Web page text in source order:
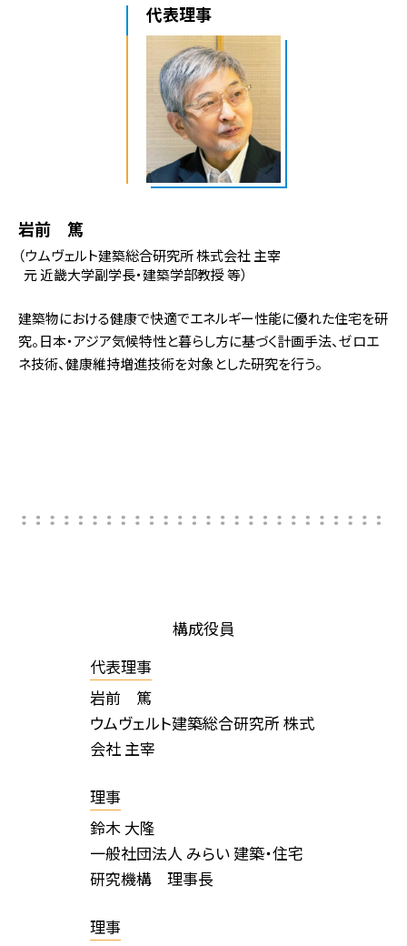
代表理事
岩前 篤
（ウムヴェルト建築総合研究所 株式会社 主宰
元 近畿大学副学長・建築学部教授 等）
建築物における健康で快適でエネルギー性能に優れた住宅を研
究。日本・アジア気候特性と暮らし方に基づく計画手法、ゼロエ
ネ技術、健康維持増進技術を対象とした研究を行う。
構成役員
代表理事
岩前 篤
ウムヴェルト建築総合研究所 株式
会社 主宰
理事
鈴木 大隆
一般社団法人 みらい 建築・住宅
研究機構 理事長
理事